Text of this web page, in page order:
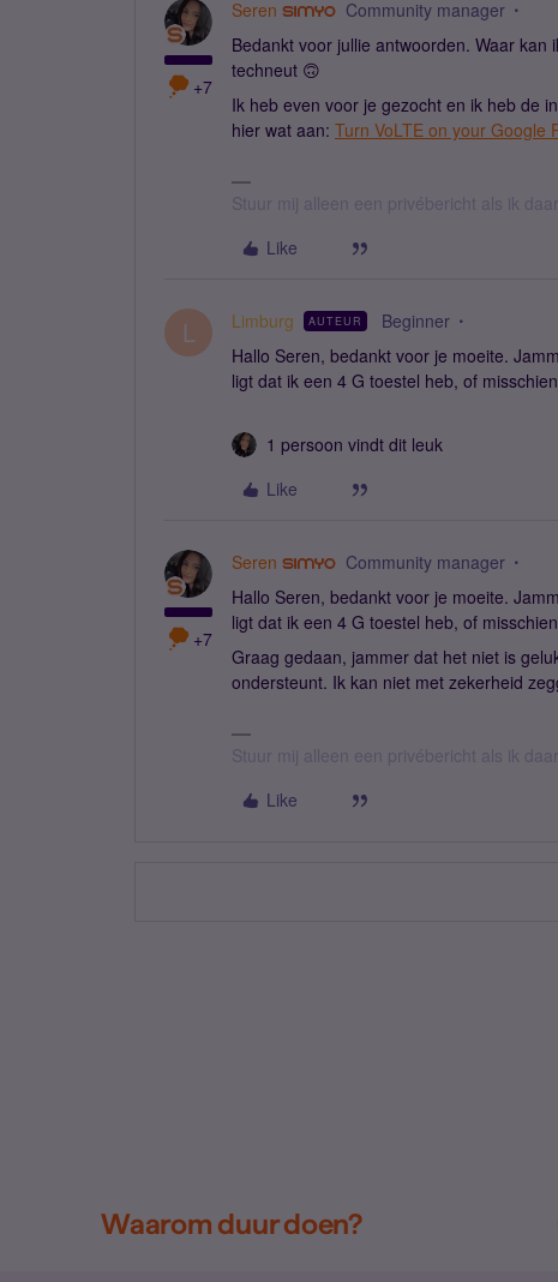
+7
Seren Community manager
Bedankt voor jullie antwoorden. Waar
techneut 🙃
Ik heb even voor je gezocht en ik heb de
hier wat aan: Turn VoLTE on your Google
Stuur mij alleen een privébericht als ik
Like
L Limburg AUTEUR Beginner
Hallo Seren, bedankt voor je moeite.
ligt dat ik een 4 G toestel heb, of
1 persoon vindt dit leuk
Like
+7
Seren Community manager
Hallo Seren, bedankt voor je moeite.
ligt dat ik een 4 G toestel heb, of
Graag gedaan, jammer dat het niet is
ondersteunt. Ik kan niet met zekerheid
Stuur mij alleen een privébericht als ik
Like
Waarom duur doen?